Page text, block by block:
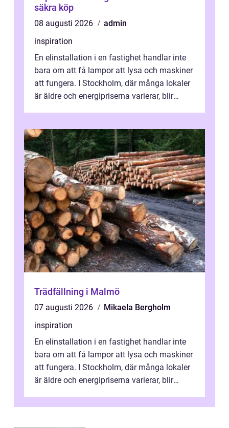
säkra köp
08 augusti 2026
admin
inspiration
En elinstallation i en fastighet handlar inte
bara om att få lampor att lysa och maskiner
att fungera. I Stockholm, där många lokaler
är äldre och energipriserna varierar, blir
Trädfällning i Malmö
07 augusti 2026
Mikaela Bergholm
inspiration
En elinstallation i en fastighet handlar inte
bara om att få lampor att lysa och maskiner
att fungera. I Stockholm, där många lokaler
är äldre och energipriserna varierar, blir